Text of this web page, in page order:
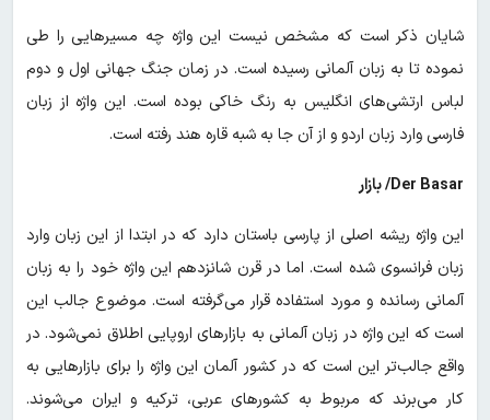
شایان ذکر است که مشخص نیست این واژه چه مسیرهایی را طی
نموده تا به زبان آلمانی رسیده است. در زمان جنگ جهانی اول و دوم
لباس ارتشی‌های انگلیس به رنگ خاکی بوده است. این واژه از زبان
فارسی وارد زبان اردو و از آن جا به شبه قاره هند رفته است.
Der Basar/ بازار
این واژه ریشه اصلی از پارسی باستان دارد که در ابتدا از این زبان وارد
زبان فرانسوی شده است. اما در قرن شانزدهم این واژه خود را به زبان
آلمانی رسانده و مورد استفاده قرار می‌گرفته است. موضوع جالب این
است که این واژه در زبان آلمانی به بازارهای اروپایی اطلاق نمی‌شود. در
واقع جالب‌تر این است که در کشور آلمان این واژه را برای بازارهایی به
کار می‌برند که مربوط به کشورهای عربی، ترکیه و ایران می‌شوند.